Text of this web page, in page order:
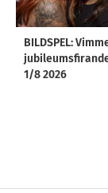
BILDSPEL:
1/8 2026